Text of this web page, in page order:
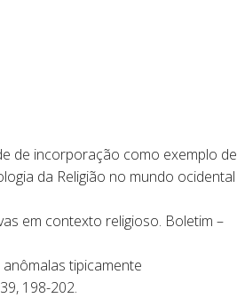
de incorporação como exemplo de
da Religião no mundo ocidental
em contexto religioso. Boletim –
tipicamente
198-202.